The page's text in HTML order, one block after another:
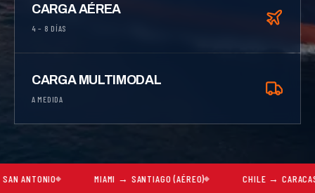
CARGA AÉREA
4 – 8 DÍAS
CARGA MULTIMODAL
A MEDIDA
MIAMI → SANTIAGO (AÉREO) CHILE → CARACAS